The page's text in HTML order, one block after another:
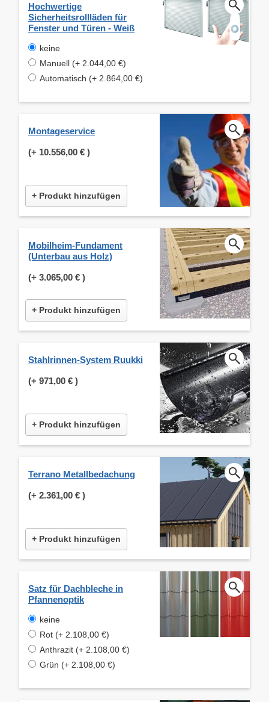
Hochwertige
Sicherheitsrollläden für
Fenster und Türen - Weiß
keine
Manuell (+ 2.044,00 €)
Automatisch (+ 2.864,00 €)
Montageservice
(+ 10.556,00 € )
+ Produkt hinzufügen
Mobilheim-Fundament
(Unterbau aus Holz)
(+ 3.065,00 € )
+ Produkt hinzufügen
Stahlrinnen-System Ruukki
(+ 971,00 € )
+ Produkt hinzufügen
Terrano Metallbedachung
(+ 2.361,00 € )
+ Produkt hinzufügen
Satz für Dachbleche in
Pfannenoptik
keine
Rot (+ 2.108,00 €)
Anthrazit (+ 2.108,00 €)
Grün (+ 2.108,00 €)